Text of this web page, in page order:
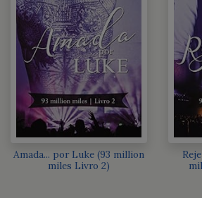
Amada... por Luke (93 million
miles Livro 2)